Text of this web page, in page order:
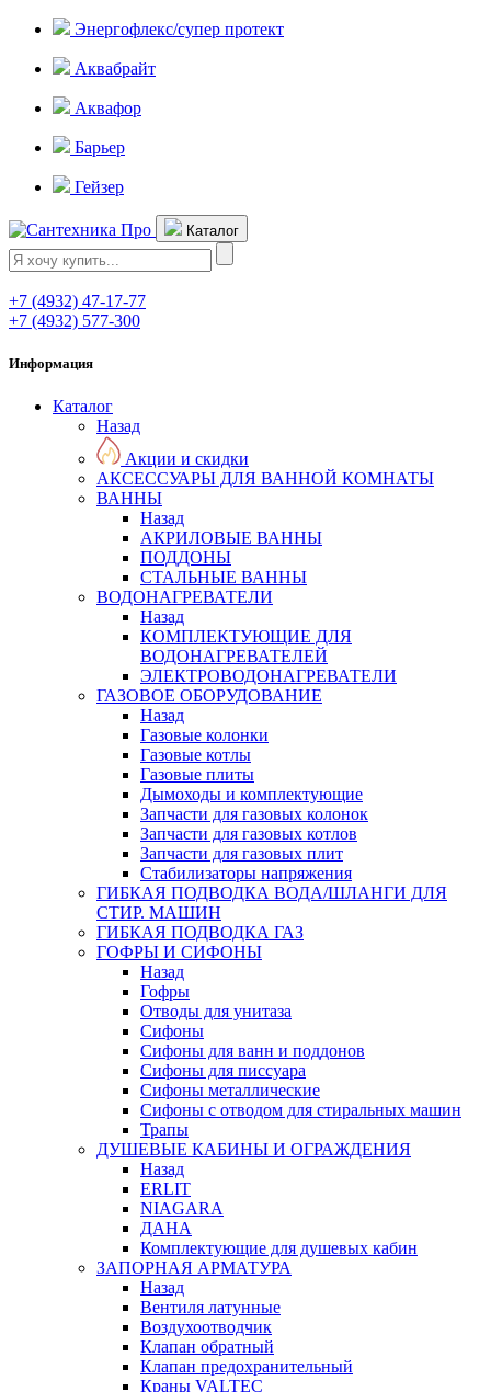
Энергофлекс/супер протект
Аквабрайт
Аквафор
Барьер
Гейзер
Каталог
+7 (4932) 47-17-77
+7 (4932) 577-300
Информация
Каталог
Назад
Акции и скидки
АКСЕССУАРЫ ДЛЯ ВАННОЙ КОМНАТЫ
ВАННЫ
Назад
АКРИЛОВЫЕ ВАННЫ
ПОДДОНЫ
СТАЛЬНЫЕ ВАННЫ
ВОДОНАГРЕВАТЕЛИ
Назад
КОМПЛЕКТУЮЩИЕ ДЛЯ
ВОДОНАГРЕВАТЕЛЕЙ
ЭЛЕКТРОВОДОНАГРЕВАТЕЛИ
ГАЗОВОЕ ОБОРУДОВАНИЕ
Назад
Газовые колонки
Газовые котлы
Газовые плиты
Дымоходы и комплектующие
Запчасти для газовых колонок
Запчасти для газовых котлов
Запчасти для газовых плит
Стабилизаторы напряжения
ГИБКАЯ ПОДВОДКА ВОДА/ШЛАНГИ ДЛЯ
СТИР. МАШИН
ГИБКАЯ ПОДВОДКА ГАЗ
ГОФРЫ И СИФОНЫ
Назад
Гофры
Отводы для унитаза
Сифоны
Сифоны для ванн и поддонов
Сифоны для писсуара
Сифоны металлические
Сифоны с отводом для стиральных машин
Трапы
ДУШЕВЫЕ КАБИНЫ И ОГРАЖДЕНИЯ
Назад
ERLIT
NIAGARA
ДАНА
Комплектующие для душевых кабин
ЗАПОРНАЯ АРМАТУРА
Назад
Вентиля латунные
Воздухоотводчик
Клапан обратный
Клапан предохранительный
Краны VALTEC